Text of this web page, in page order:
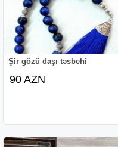
Krosnu Ustasi Həzi Aslanov
Krosnu Ustasi Xalqlar
Krosnu Ustasi Neftçilər
Krosnu Ustasi Qarayev
Krosnu Ustasi Bakixanov
Krosnu Ustasi Qaraçuxur
Krosnu Ustasi 28 May
Krosnu Ustasi Nərimanov
Şir gözü daşı təsbehi
90 AZN